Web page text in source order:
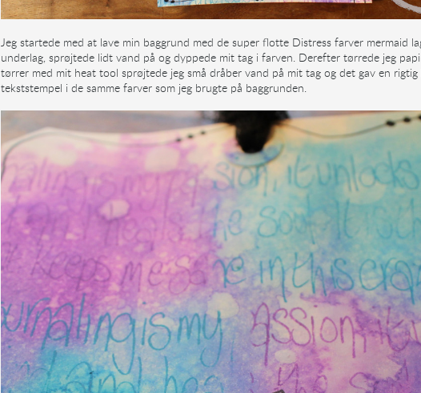
Jeg startede med at lave min baggrund med de super flotte Distress farver
underlag, sprøjtede lidt vand på og dyppede mit tag i farven. Derefter tørrede jeg
tørrer med mit heat tool sprøjtede jeg små dråber vand på mit tag og det gav en
tekststempel i de samme farver som jeg brugte på baggrunden.